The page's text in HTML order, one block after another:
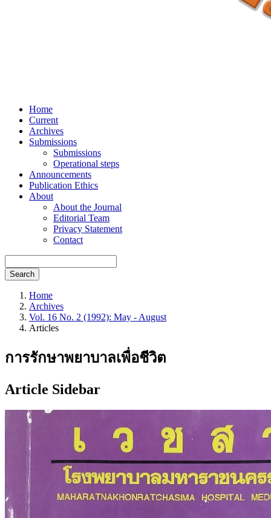
Home
Current
Archives
Submissions
Submissions
Operational steps
Announcements
Publication Ethics
About
About the Journal
Editorial Team
Privacy Statement
Contact
Search
Home
Archives
Vol. 16 No. 2 (1992): May - August
Articles
การรักษาพยาบาลเพื่อชีวิต
Article Sidebar